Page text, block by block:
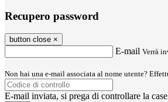
Recupero password
button close ×
E-mail Verrà
Non hai una e-mail associata al nome utente?
E-mail inviata, si prega di controllare la